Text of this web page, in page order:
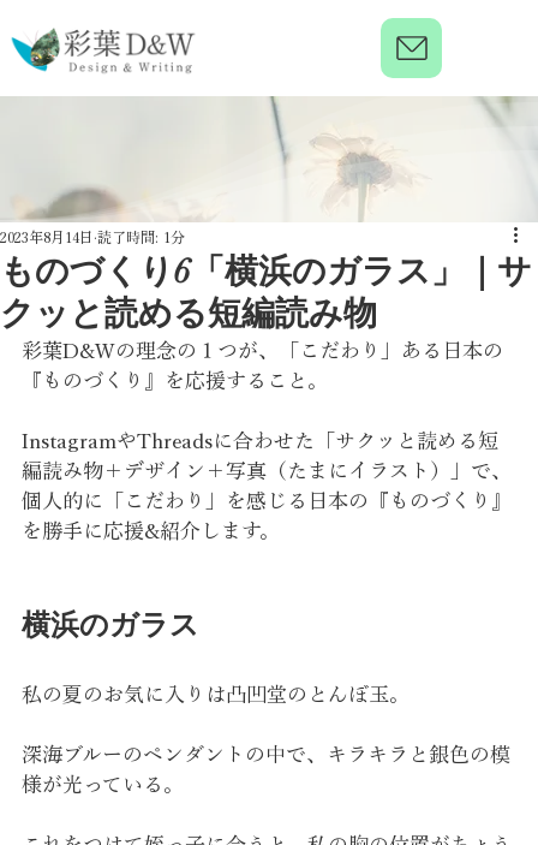
ものづくり6「横浜のガラス」｜サ
クッと読める短編読み物
2023年8月14日 読了時間: 1分
彩葉D&Wの理念の１つが、「こだわり」ある日本の
『ものづくり』を応援すること。
InstagramやThreadsに合わせた「サクッと読める短
編読み物＋デザイン＋写真（たまにイラスト）」で、
個人的に「こだわり」を感じる日本の『ものづくり』
を勝手に応援&紹介します。
横浜のガラス
私の夏のお気に入りは凸凹堂のとんぼ玉。
深海ブルーのペンダントの中で、キラキラと銀色の模
様が光っている。